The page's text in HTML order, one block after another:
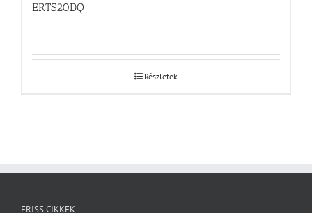
ERTS20DQ
Részletek
FRISS CIKKEK